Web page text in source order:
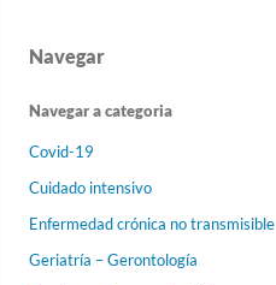
Navegar
Navegar a categoria
Covid-19
Cuidado intensivo
Enfermedad crónica no transmisible
Geriatría – Gerontología